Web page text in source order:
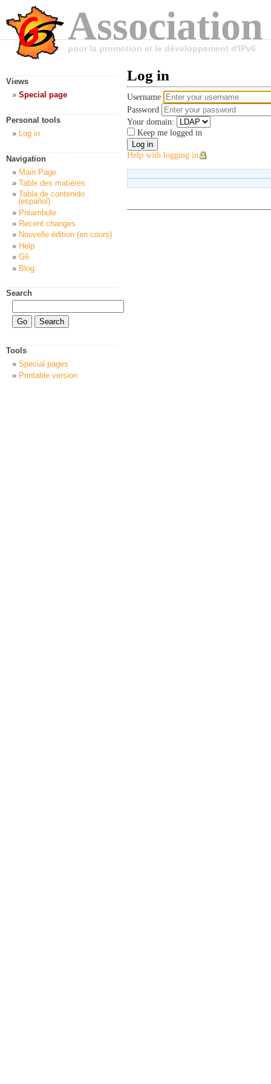
pour la promotion et le développement d'IPv6
Log in
Username
Password
Your domain:
Keep me logged in
Help with logging in
Views
Special page
Personal tools
Log in
Navigation
Main Page
Table des matières
Tabla de contenido
(español)
Préambule
Recent changes
Nouvelle édition (en cours)
Help
G6
Blog
Search
Tools
Special pages
Printable version